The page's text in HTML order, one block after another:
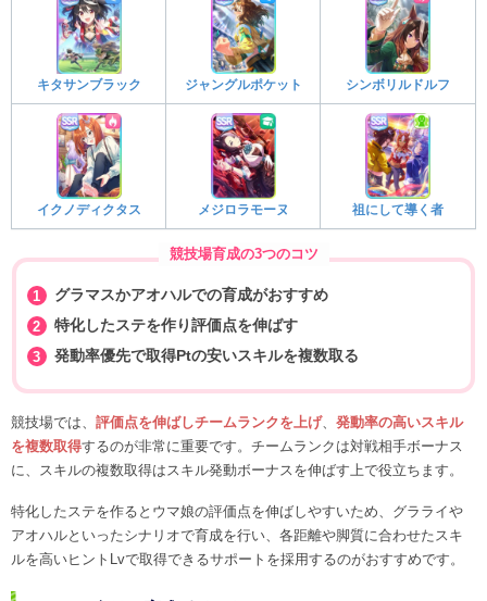
キタサンブラック ジャングルポケット シンボリルドルフ
イクノディクタス メジロラモーヌ 祖にして導く者
競技場育成の3つのコツ
グラマスかアオハルでの育成がおすすめ
特化したステを作り評価点を伸ばす
発動率優先で取得Ptの安いスキルを複数取る
競技場では、 評価点を伸ばしチームランクを上げ、 発動率の高いスキル
を複数取得するのが非常に重要です。チームランクは対戦相手ボーナス
に、スキルの複数取得はスキル発動ボーナスを伸ばす上で役立ちます。
特化したステを作るとウマ娘の評価点を伸ばしやすいため、グラライや
アオハルといったシナリオで育成を行い、各距離や脚質に合わせたスキ
ルを高いヒントLvで取得できるサポートを採用するのがおすすめです。